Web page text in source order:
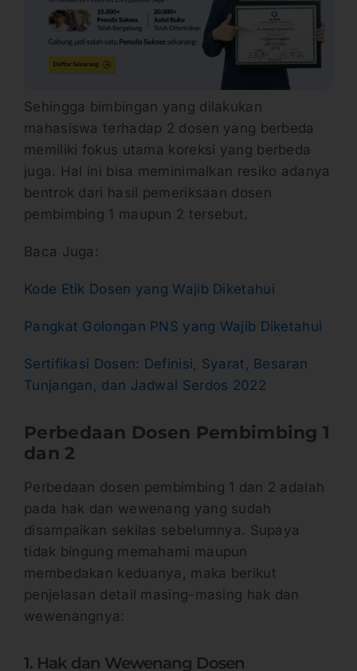
Sehingga bimbingan yang dilakukan
mahasiswa terhadap 2 dosen yang berbeda
memiliki fokus utama koreksi yang berbeda
juga. Hal ini bisa meminimalkan resiko adanya
bentrok dari hasil pemeriksaan dosen
pembimbing 1 maupun 2 tersebut.
Baca Juga:
Kode Etik Dosen yang Wajib Diketahui
Pangkat Golongan PNS yang Wajib Diketahui
Sertifikasi Dosen: Definisi, Syarat, Besaran
Tunjangan, dan Jadwal Serdos 2022
Perbedaan Dosen Pembimbing 1
dan 2
Perbedaan dosen pembimbing 1 dan 2 adalah
pada hak dan wewenang yang sudah
disampaikan sekilas sebelumnya. Supaya
tidak bingung memahami maupun
membedakan keduanya, maka berikut
penjelasan detail masing-masing hak dan
wewenangnya:
1. Hak dan Wewenang Dosen